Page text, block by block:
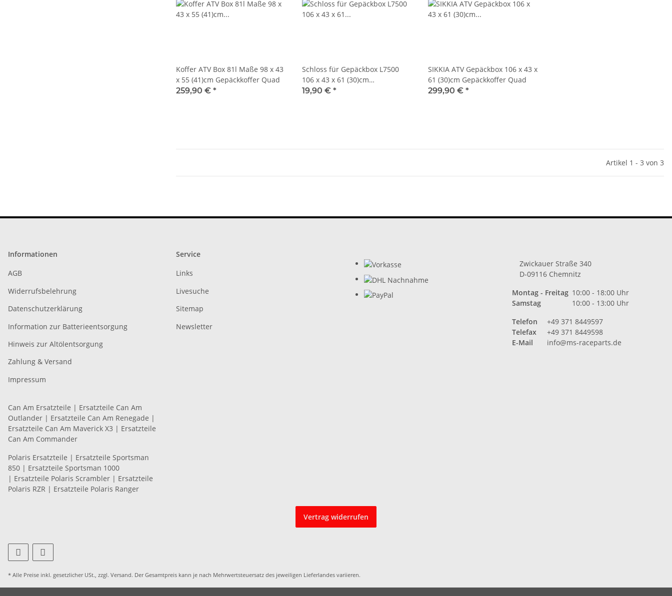
Koffer ATV Box 81l Maße 98 x 43
x 55 (41)cm Gepäckkoffer Quad
259,90 € *
Schloss für Gepäckbox L7500
106 x 43 x 61 (30)cm
Gepäckkoffer Quad
19,90 € *
SIKKIA ATV Gepäckbox 106 x 43 x
61 (30)cm Gepäckkoffer Quad
299,90 € *
Artikel 1 - 3 von 3
Informationen
AGB
Widerrufsbelehrung
Datenschutzerklärung
Information zur Batterieentsorgung
Hinweis zur Altölentsorgung
Zahlung & Versand
Impressum
Service
Links
Livesuche
Sitemap
Newsletter
Zwickauer Straße 340
D-09116 Chemnitz
Montag - Freitag 10:00 - 18:00 Uhr
Samstag
10:00 - 13:00 Uhr
Telefon
+49 371 8449597
Telefax
+49 371 8449598
E-Mail
info@ms-raceparts.de
Can Am Ersatzteile | Ersatzteile Can Am
Outlander | Ersatzteile Can Am Renegade |
Ersatzteile Can Am Maverick X3 | Ersatzteile
Can Am Commander
Polaris Ersatzteile | Ersatzteile Sportsman
850 | Ersatzteile Sportsman 1000
| Ersatzteile Polaris Scrambler | Ersatzteile
Polaris RZR | Ersatzteile Polaris Ranger
Vertrag widerrufen
* Alle Preise inkl. gesetzlicher USt., zzgl. Versand. Der Gesamtpreis kann je nach Mehrwertsteuersatz des jeweiligen Lieferlandes variieren.